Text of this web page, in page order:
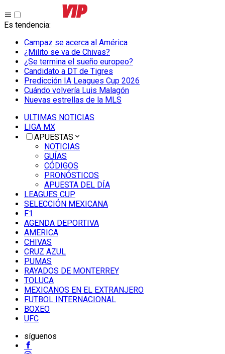
Es tendencia:
Campaz se acerca al América
¿Milito se va de Chivas?
¿Se termina el sueño europeo?
Candidato a DT de Tigres
Predicción IA Leagues Cup 2026
Cuándo volvería Luis Malagón
Nuevas estrellas de la MLS
ULTIMAS NOTICIAS
LIGA MX
APUESTAS
NOTICIAS
GUÍAS
CÓDIGOS
PRONÓSTICOS
APUESTA DEL DÍA
LEAGUES CUP
SELECCIÓN MEXICANA
F1
AGENDA DEPORTIVA
AMERICA
CHIVAS
CRUZ AZUL
PUMAS
RAYADOS DE MONTERREY
TOLUCA
MEXICANOS EN EL EXTRANJERO
FUTBOL INTERNACIONAL
BOXEO
UFC
síguenos